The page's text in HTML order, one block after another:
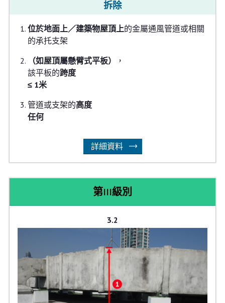
拆除
位於地面上／建築物屋頂上的金屬通風管道或相關
的承托支架
（如屋頂屬懸臂式平板）
，
該平板的跨度
≤ 1米
管道或支架的高度
任何
詳細資料
第III級別
3.2